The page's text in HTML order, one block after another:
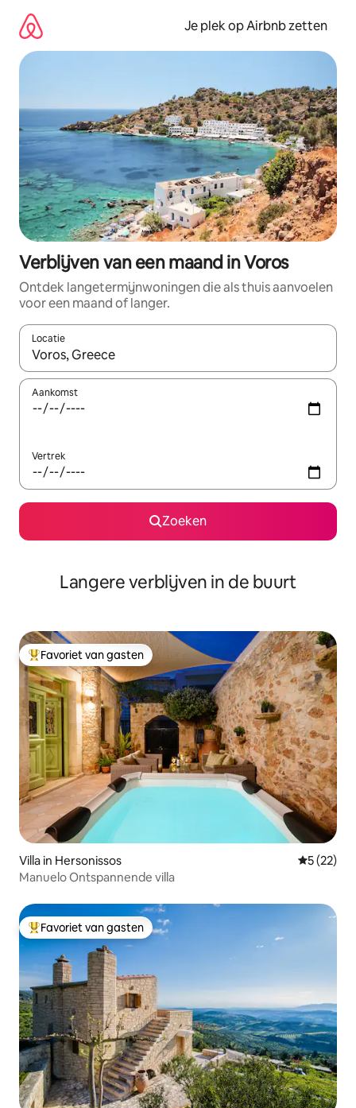
direct
naar
inhoud
Je plek op Airbnb zetten
Verblijven van een maand in Voros
Ontdek langetermijnwoningen die als thuis aanvoelen
voor een maand of langer.
Locatie
Wanneer er resultaten beschikbaar zijn, maak je een keuze
Aankomst
Vertrek
Zoeken
Langere verblijven in de buurt
Topfavoriet van gasten
Favoriet van gasten
Villa in Hersonissos
5 (22)
Manuelo Ontspannende villa
Topfavoriet van gasten
Favoriet van gasten